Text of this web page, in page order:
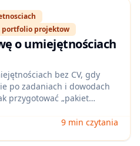
portfolio projektow
o umiejętnościach
bez CV, gdy
po zadaniach i dowodach
przygotować „pakiet
i jak bronić swojej
9 min czytania